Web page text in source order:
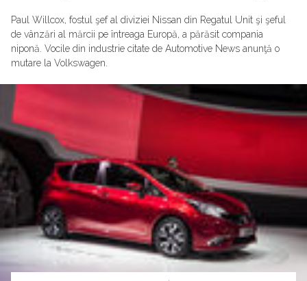
Paul Willcox, fostul şef al diviziei Nissan din Regatul Unit şi şeful
de vânzări al mărcii pe întreaga Europă, a părăsit compania
niponă. Vocile din industrie citate de Automotive News anunţă o
mutare la Volkswagen.